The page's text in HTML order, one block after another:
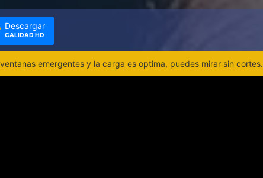
Descargar
CALIDAD HD
emergentes y la carga es optima, puedes mirar sin cortes.